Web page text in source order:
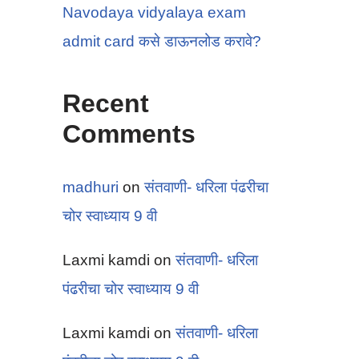
Navodaya vidyalaya exam
admit card कसे डाऊनलोड करावे?
Recent
Comments
madhuri onसंतवाणी- धरिला पंढरीचा
चोर स्वाध्याय 9 वी
Laxmi kamdi onसंतवाणी- धरिला
पंढरीचा चोर स्वाध्याय 9 वी
Laxmi kamdi onसंतवाणी- धरिला